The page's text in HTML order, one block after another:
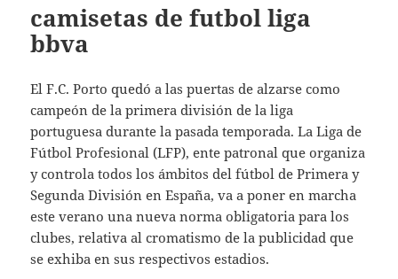
camisetas de futbol liga
bbva
El F.C. Porto quedó a las puertas de alzarse como
campeón de la primera división de la liga
portuguesa durante la pasada temporada. La Liga de
Fútbol Profesional (LFP), ente patronal que organiza
y controla todos los ámbitos del fútbol de Primera y
Segunda División en España, va a poner en marcha
este verano una nueva norma obligatoria para los
clubes, relativa al cromatismo de la publicidad que
se exhiba en sus respectivos estadios.